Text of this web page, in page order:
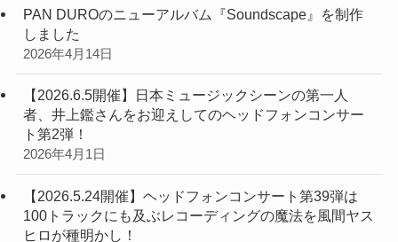
PAN DUROのニューアルバム『Soundscape』を制作
しました
2026年4月14日
【2026.6.5開催】日本ミュージックシーンの第一人
者、井上鑑さんをお迎えしてのヘッドフォンコンサー
ト第2弾！
2026年4月1日
【2026.5.24開催】ヘッドフォンコンサート第39弾は
100トラックにも及ぶレコーディングの魔法を風間ヤス
ヒロが種明かし！